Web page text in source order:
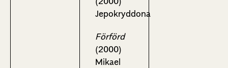
Jepokryddona
Förförd
(2000)
Mikael